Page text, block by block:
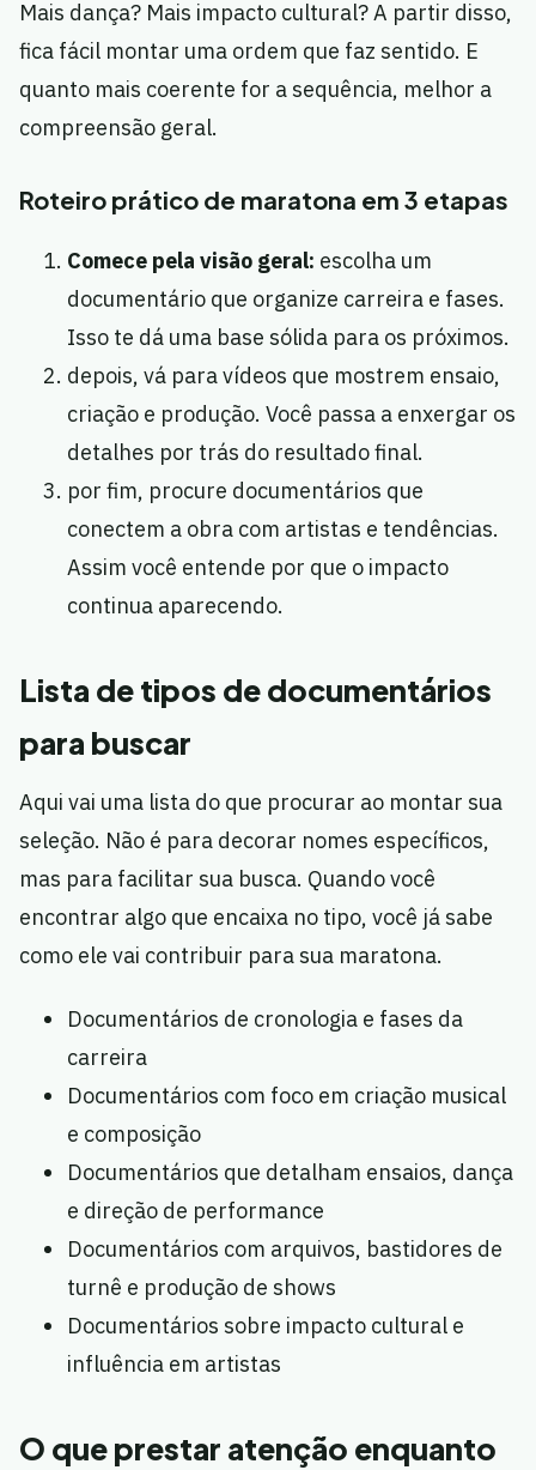
Mais dança? Mais impacto cultural? A partir disso,
fica fácil montar uma ordem que faz sentido. E
quanto mais coerente for a sequência, melhor a
compreensão geral.
Roteiro prático de maratona em 3 etapas
Comece pela visão geral: escolha um
documentário que organize carreira e fases.
Isso te dá uma base sólida para os próximos.
depois, vá para vídeos que mostrem ensaio,
criação e produção. Você passa a enxergar os
detalhes por trás do resultado final.
por fim, procure documentários que
conectem a obra com artistas e tendências.
Assim você entende por que o impacto
continua aparecendo.
Lista de tipos de documentários
para buscar
Aqui vai uma lista do que procurar ao montar sua
seleção. Não é para decorar nomes específicos,
mas para facilitar sua busca. Quando você
encontrar algo que encaixa no tipo, você já sabe
como ele vai contribuir para sua maratona.
Documentários de cronologia e fases da
carreira
Documentários com foco em criação musical
e composição
Documentários que detalham ensaios, dança
e direção de performance
Documentários com arquivos, bastidores de
turnê e produção de shows
Documentários sobre impacto cultural e
influência em artistas
O que prestar atenção enquanto